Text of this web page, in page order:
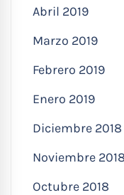
Abril 2019
Marzo 2019
Febrero 2019
Enero 2019
Diciembre 2018
Noviembre 2018
Octubre 2018